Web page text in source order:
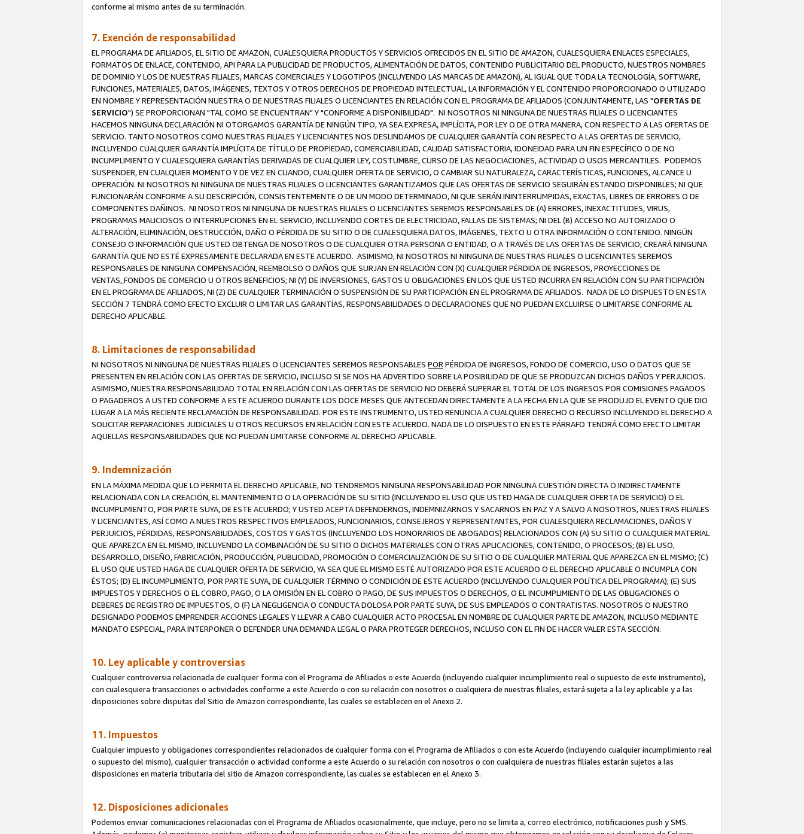
conforme al mismo antes de su terminación.
7. Exención de responsabilidad
EL PROGRAMA DE AFILIADOS, EL SITIO DE AMAZON, CUALESQUIERA PRODUCTOS Y SERVICIOS OFRECIDOS EN EL SITIO DE AMAZON, CUALESQUIERA ENLACES ESPECIALES,
FORMATOS DE ENLACE, CONTENIDO, API PARA LA PUBLICIDAD DE PRODUCTOS, ALIMENTACIÓN DE DATOS, CONTENIDO PUBLICITARIO DEL PRODUCTO, NUESTROS NOMBRES
DE DOMINIO Y LOS DE NUESTRAS FILIALES, MARCAS COMERCIALES Y LOGOTIPOS (INCLUYENDO LAS MARCAS DE AMAZON), AL IGUAL QUE TODA LA TECNOLOGÍA, SOFTWARE,
FUNCIONES, MATERIALES, DATOS, IMÁGENES, TEXTOS Y OTROS DERECHOS DE PROPIEDAD INTELECTUAL, LA INFORMACIÓN Y EL CONTENIDO PROPORCIONADO O UTILIZADO
EN NOMBRE Y REPRESENTACIÓN NUESTRA O DE NUESTRAS FILIALES O LICENCIANTES EN RELACIÓN CON EL PROGRAMA DE AFILIADOS (CONJUNTAMENTE, LAS "OFERTAS DE
SERVICIO") SE PROPORCIONAN "TAL COMO SE ENCUENTRAN" Y "CONFORME A DISPONIBILIDAD". NI NOSOTROS NI NINGUNA DE NUESTRAS FILIALES O LICENCIANTES
HACEMOS NINGUNA DECLARACIÓN NI OTORGAMOS GARANTÍA DE NINGÚN TIPO, YA SEA EXPRESA, IMPLÍCITA, POR LEY O DE OTRA MANERA, CON RESPECTO A LAS OFERTAS DE
SERVICIO. TANTO NOSOTROS COMO NUESTRAS FILIALES Y LICENCIANTES NOS DESLINDAMOS DE CUALQUIER GARANTÍA CON RESPECTO A LAS OFERTAS DE SERVICIO,
INCLUYENDO CUALQUIER GARANTÍA IMPLÍCITA DE TÍTULO DE PROPIEDAD, COMERCIABILIDAD, CALIDAD SATISFACTORIA, IDONEIDAD PARA UN FIN ESPECÍFICO O DE NO
INCUMPLIMIENTO Y CUALESQUIERA GARANTÍAS DERIVADAS DE CUALQUIER LEY, COSTUMBRE, CURSO DE LAS NEGOCIACIONES, ACTIVIDAD O USOS MERCANTILES. PODEMOS
SUSPENDER, EN CUALQUIER MOMENTO Y DE VEZ EN CUANDO, CUALQUIER OFERTA DE SERVICIO, O CAMBIAR SU NATURALEZA, CARACTERÍSTICAS, FUNCIONES, ALCANCE U
OPERACIÓN. NI NOSOTROS NI NINGUNA DE NUESTRAS FILIALES O LICENCIANTES GARANTIZAMOS QUE LAS OFERTAS DE SERVICIO SEGUIRÁN ESTANDO DISPONIBLES; NI QUE
FUNCIONARÁN CONFORME A SU DESCRIPCIÓN, CONSISTENTEMENTE O DE UN MODO DETERMINADO, NI QUE SERÁN ININTERRUMPIDAS, EXACTAS, LIBRES DE ERRORES O DE
COMPONENTES DAÑINOS. NI NOSOTROS NI NINGUNA DE NUESTRAS FILIALES O LICENCIANTES SEREMOS RESPONSABLES DE (A) ERRORES, INEXACTITUDES, VIRUS,
PROGRAMAS MALICIOSOS O INTERRUPCIONES EN EL SERVICIO, INCLUYENDO CORTES DE ELECTRICIDAD, FALLAS DE SISTEMAS; NI DEL (B) ACCESO NO AUTORIZADO O
ALTERACIÓN, ELIMINACIÓN, DESTRUCCIÓN, DAÑO O PÉRDIDA DE SU SITIO O DE CUALESQUIERA DATOS, IMÁGENES, TEXTO U OTRA INFORMACIÓN O CONTENIDO. NINGÚN
CONSEJO O INFORMACIÓN QUE USTED OBTENGA DE NOSOTROS O DE CUALQUIER OTRA PERSONA O ENTIDAD, O A TRAVÉS DE LAS OFERTAS DE SERVICIO, CREARÁ NINGUNA
GARANTÍA QUE NO ESTÉ EXPRESAMENTE DECLARADA EN ESTE ACUERDO. ASIMISMO, NI NOSOTROS NI NINGUNA DE NUESTRAS FILIALES O LICENCIANTES SEREMOS
RESPONSABLES DE NINGUNA COMPENSACIÓN, REEMBOLSO O DAÑOS QUE SURJAN EN RELACIÓN CON (X) CUALQUIER PÉRDIDA DE INGRESOS, PROYECCIONES DE
VENTAS,FONDOS DE COMERCIO U OTROS BENEFICIOS; NI (Y) DE INVERSIONES, GASTOS U OBLIGACIONES EN LOS QUE USTED INCURRA EN RELACIÓN CON SU PARTICIPACIÓN
EN EL PROGRAMA DE AFILIADOS, NI (Z) DE CUALQUIER TERMINACIÓN O SUSPENSIÓN DE SU PARTICIPACIÓN EN EL PROGRAMA DE AFILIADOS. NADA DE LO DISPUESTO EN ESTA
SECCIÓN 7 TENDRÁ COMO EFECTO EXCLUIR O LIMITAR LAS GARANTÍAS, RESPONSABILIDADES O DECLARACIONES QUE NO PUEDAN EXCLUIRSE O LIMITARSE CONFORME AL
DERECHO APLICABLE.
8. Limitaciones de responsabilidad
NI NOSOTROS NI NINGUNA DE NUESTRAS FILIALES O LICENCIANTES SEREMOS RESPONSABLES PORPÉRDIDA DE INGRESOS, FONDO DE COMERCIO, USO O DATOS QUE SE
PRESENTEN EN RELACIÓN CON LAS OFERTAS DE SERVICIO, INCLUSO SI SE NOS HA ADVERTIDO SOBRE LA POSIBILIDAD DE QUE SE PRODUZCAN DICHOS DAÑOS Y PERJUICIOS.
ASIMISMO, NUESTRA RESPONSABILIDAD TOTAL EN RELACIÓN CON LAS OFERTAS DE SERVICIO NO DEBERÁ SUPERAR EL TOTAL DE LOS INGRESOS POR COMISIONES PAGADOS
O PAGADEROS A USTED CONFORME A ESTE ACUERDO DURANTE LOS DOCE MESES QUE ANTECEDAN DIRECTAMENTE A LA FECHA EN LA QUE SE PRODUJO EL EVENTO QUE DIO
LUGAR A LA MÁS RECIENTE RECLAMACIÓN DE RESPONSABILIDAD. POR ESTE INSTRUMENTO, USTED RENUNCIA A CUALQUIER DERECHO O RECURSO INCLUYENDO EL DERECHO A
SOLICITAR REPARACIONES JUDICIALES U OTROS RECURSOS EN RELACIÓN CON ESTE ACUERDO. NADA DE LO DISPUESTO EN ESTE PÁRRAFO TENDRÁ COMO EFECTO LIMITAR
AQUELLAS RESPONSABILIDADES QUE NO PUEDAN LIMITARSE CONFORME AL DERECHO APLICABLE.
9. Indemnización
EN LA MÁXIMA MEDIDA QUE LO PERMITA EL DERECHO APLICABLE, NO TENDREMOS NINGUNA RESPONSABILIDAD POR NINGUNA CUESTIÓN DIRECTA O INDIRECTAMENTE
RELACIONADA CON LA CREACIÓN, EL MANTENIMIENTO O LA OPERACIÓN DE SU SITIO (INCLUYENDO EL USO QUE USTED HAGA DE CUALQUIER OFERTA DE SERVICIO) O EL
INCUMPLIMIENTO, POR PARTE SUYA, DE ESTE ACUERDO; Y USTED ACEPTA DEFENDERNOS, INDEMNIZARNOS Y SACARNOS EN PAZ Y A SALVO A NOSOTROS, NUESTRAS FILIALES
Y LICENCIANTES, ASÍ COMO A NUESTROS RESPECTIVOS EMPLEADOS, FUNCIONARIOS, CONSEJEROS Y REPRESENTANTES, POR CUALESQUIERA RECLAMACIONES, DAÑOS Y
PERJUICIOS, PÉRDIDAS, RESPONSABILIDADES, COSTOS Y GASTOS (INCLUYENDO LOS HONORARIOS DE ABOGADOS) RELACIONADOS CON (A) SU SITIO O CUALQUIER MATERIAL
QUE APAREZCA EN EL MISMO, INCLUYENDO LA COMBINACIÓN DE SU SITIO O DICHOS MATERIALES CON OTRAS APLICACIONES, CONTENIDO, O PROCESOS; (B) EL USO,
DESARROLLO, DISEÑO, FABRICACIÓN, PRODUCCIÓN, PUBLICIDAD, PROMOCIÓN O COMERCIALIZACIÓN DE SU SITIO O DE CUALQUIER MATERIAL QUE APAREZCA EN EL MISMO; (C)
EL USO QUE USTED HAGA DE CUALQUIER OFERTA DE SERVICIO, YA SEA QUE EL MISMO ESTÉ AUTORIZADO POR ESTE ACUERDO O EL DERECHO APLICABLE O INCUMPLA CON
ÉSTOS; (D) EL INCUMPLIMIENTO, POR PARTE SUYA, DE CUALQUIER TÉRMINO O CONDICIÓN DE ESTE ACUERDO (INCLUYENDO CUALQUIER POLÍTICA DEL PROGRAMA); (E) SUS
IMPUESTOS Y DERECHOS O EL COBRO, PAGO, O LA OMISIÓN EN EL COBRO O PAGO, DE SUS IMPUESTOS O DERECHOS, O EL INCUMPLIMIENTO DE LAS OBLIGACIONES O
DEBERES DE REGISTRO DE IMPUESTOS, O (F) LA NEGLIGENCIA O CONDUCTA DOLOSA POR PARTE SUYA, DE SUS EMPLEADOS O CONTRATISTAS. NOSOTROS O NUESTRO
DESIGNADO PODEMOS EMPRENDER ACCIONES LEGALES Y LLEVAR A CABO CUALQUIER ACTO PROCESAL EN NOMBRE DE CUALQUIER PARTE DE AMAZON, INCLUSO MEDIANTE
MANDATO ESPECIAL, PARA INTERPONER O DEFENDER UNA DEMANDA LEGAL O PARA PROTEGER DERECHOS, INCLUSO CON EL FIN DE HACER VALER ESTA SECCIÓN.
10. Ley aplicable y controversias
Cualquier controversia relacionada de cualquier forma con el Programa de Afiliados o este Acuerdo (incluyendo cualquier incumplimiento real o supuesto de este instrumento),
con cualesquiera transacciones o actividades conforme a este Acuerdo o con su relación con nosotros o cualquiera de nuestras filiales, estará sujeta a la ley aplicable y a las
disposiciones sobre disputas del Sitio de Amazon correspondiente, las cuales se establecen en el Anexo 2.
11. Impuestos
Cualquier impuesto y obligaciones correspondientes relacionados de cualquier forma con el Programa de Afiliados o con este Acuerdo (incluyendo cualquier incumplimiento real
o supuesto del mismo), cualquier transacción o actividad conforme a este Acuerdo o su relación con nosotros o con cualquiera de nuestras filiales estarán sujetos a las
disposiciones en materia tributaria del sitio de Amazon correspondiente, las cuales se establecen en el Anexo 3.
12. Disposiciones adicionales
Podemos enviar comunicaciones relacionadas con el Programa de Afiliados ocasionalmente, que incluye, pero no se limita a, correo electrónico, notificaciones push y SMS.